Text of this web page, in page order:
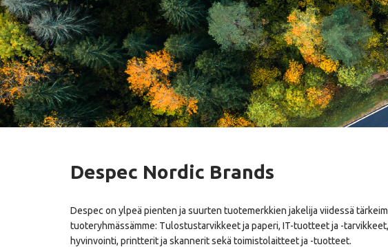
Despec Nordic Brands
Despec on ylpeä pienten ja suurten tuotemerkkien jakelija viidessä
tuoteryhmässämme: Tulostustarvikkeet ja paperi, IT-tuotteet ja -
hyvinvointi, printterit ja skannerit sekä toimistolaitteet ja -tuotteet.